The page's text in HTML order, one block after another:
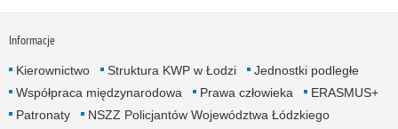
Informacje
Kierownictwo Struktura KWP w Łodzi
Jednostki podległe
Współpraca międzynarodowa
Prawa człowieka
ERASMUS+
Patronaty
NSZZ Policjantów Województwa Łódzkiego